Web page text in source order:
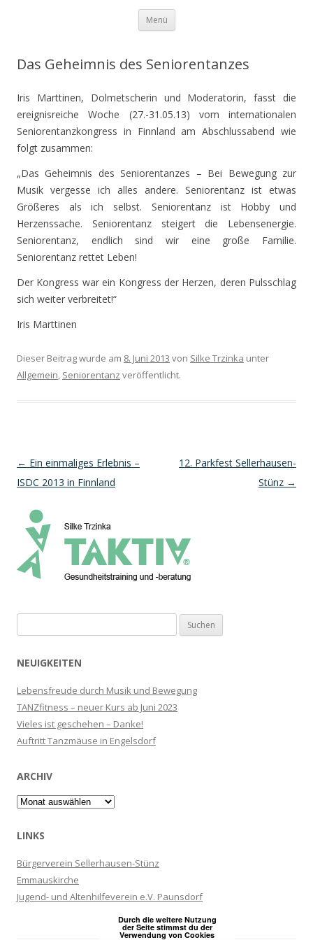
Gesundheitstraining und -beratung – Silke Trzinka
Menü Zum Inhalt springen
Das Geheimnis des Seniorentanzes
Iris Marttinen, Dolmetscherin und Moderatorin, fasst die
ereignisreiche Woche (27.-31.05.13) vom internationalen
Seniorentanzkongress in Finnland am Abschlussabend wie
folgt zusammen:
„Das Geheimnis des Seniorentanzes – Bei Bewegung zur
Musik vergesse ich alles andere. Seniorentanz ist etwas
Größeres als ich selbst. Seniorentanz ist Hobby und
Herzenssache. Seniorentanz steigert die Lebensenergie.
Seniorentanz, endlich sind wir eine große Familie.
Seniorentanz rettet Leben!
Der Kongress war ein Kongress der Herzen, deren Pulsschlag
sich weiter verbreitet!“
Iris Marttinen
Dieser Beitrag wurde am 8. Juni 2013 von Silke Trzinka unter
Allgemein, Seniorentanz veröffentlicht.
Beitragsnavigation
← Ein einmaliges Erlebnis –
ISDC 2013 in Finnland
12. Parkfest Sellerhausen-
Stünz →
nach:
NEUIGKEITEN
Lebensfreude durch Musik und Bewegung
TANZfitness – neuer Kurs ab Juni 2023
Vieles ist geschehen – Danke!
Auftritt Tanzmäuse in Engelsdorf
ARCHIV
Archiv
LINKS
Bürgerverein Sellerhausen-Stünz
Emmauskirche
Jugend- und Altenhilfeverein e.V. Paunsdorf
Durch die weitere Nutzung
der Seite stimmst du der
Verwendung von Cookies